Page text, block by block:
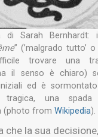
di Sarah
” (’malgrado tutto’ o
trovare una
il senso è chiaro)
ed è
tragica, una
(photo from Wikipedia).
che la sua